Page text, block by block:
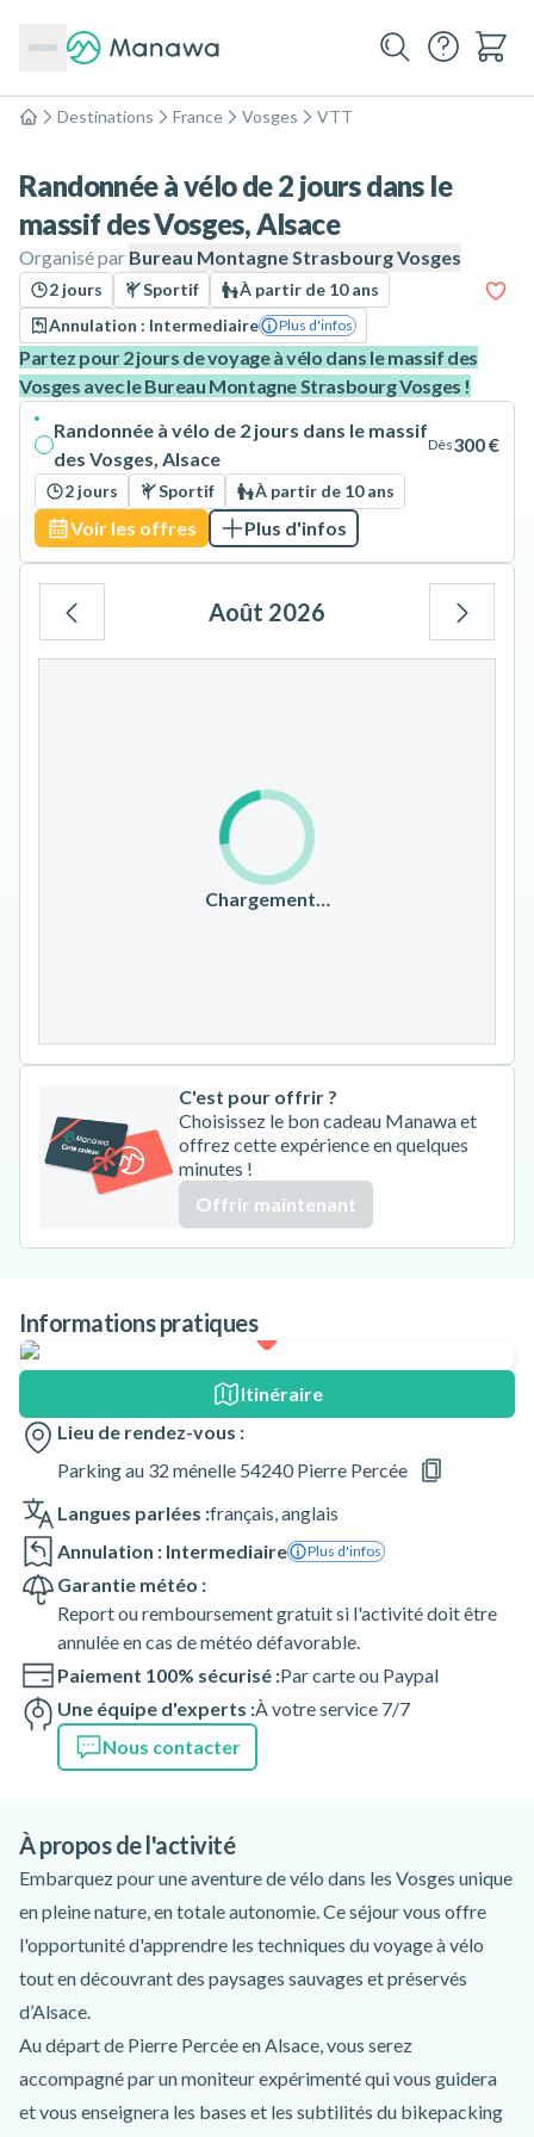
Accueil
Destinations France Vosges VTT
Randonnée à vélo de 2 jours dans le
massif des Vosges, Alsace
Organisé par Bureau Montagne Strasbourg Vosges
2 jours Sportif
À partir de 10 ans
Annulation : Intermediaire
Plus d'infos
Partez pour 2 jours de voyage à vélo dans le massif des
Vosges avec le Bureau Montagne Strasbourg Vosges !
Randonnée à vélo de 2 jours dans le massif
des Vosges, Alsace
Dès300 €
2 jours Sportif À partir de 10 ans
Voir les offres Plus d'infos
Août 2026
19 20
Chargement…
C'est pour offrir ?
Choisissez le bon cadeau Manawa et
offrez cette expérience en quelques
minutes !
Offrir maintenant
Informations pratiques
Itinéraire
Lieu de rendez-vous :
Parking au 32 ménelle 54240 Pierre Percée
Langues parlées :français,anglais
Annulation : Intermediaire
Plus d'infos
Garantie météo :
Report ou remboursement gratuit si l'activité doit être
annulée en cas de météo défavorable.
Paiement 100% sécurisé :Par carte ou Paypal
Une équipe d'experts :À votre service 7/7
Nous contacter
À propos de l'activité
Embarquez pour une aventure de vélo dans les Vosges unique
en pleine nature, en totale autonomie. Ce séjour vous offre
l'opportunité d'apprendre les techniques du voyage à vélo
tout en découvrant des paysages sauvages et préservés
d’Alsace.
Au départ de Pierre Percée en Alsace, vous serez
accompagné par un moniteur expérimenté qui vous guidera
et vous enseignera les bases et les subtilités du bikepacking